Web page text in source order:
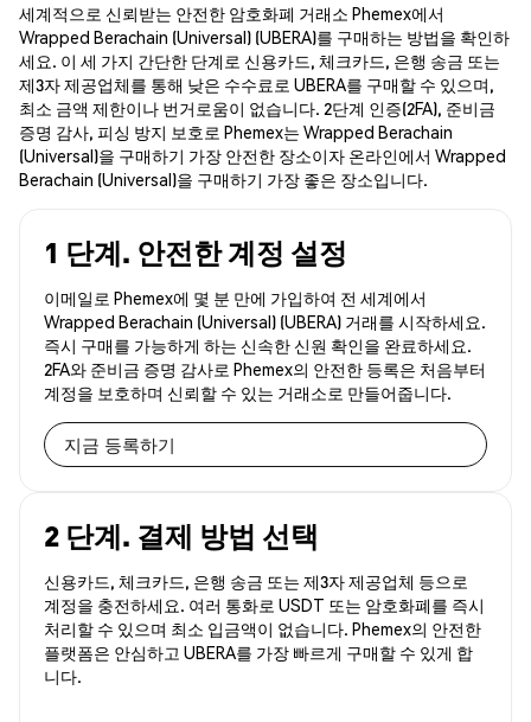
세계적으로 신뢰받는 안전한 암호화폐 거래소 Phemex에서
Wrapped Berachain (Universal) (UBERA)를 구매하는 방법을 확인하
세요. 이 세 가지 간단한 단계로 신용카드, 체크카드, 은행 송금 또는
제3자 제공업체를 통해 낮은 수수료로 UBERA를 구매할 수 있으며,
최소 금액 제한이나 번거로움이 없습니다. 2단계 인증(2FA), 준비금
증명 감사, 피싱 방지 보호로 Phemex는 Wrapped Berachain
(Universal)을 구매하기 가장 안전한 장소이자 온라인에서 Wrapped
Berachain (Universal)을 구매하기 가장 좋은 장소입니다.
1 단계. 안전한 계정 설정
이메일로 Phemex에 몇 분 만에 가입하여 전 세계에서
Wrapped Berachain (Universal) (UBERA) 거래를 시작하세요.
즉시 구매를 가능하게 하는 신속한 신원 확인을 완료하세요.
2FA와 준비금 증명 감사로 Phemex의 안전한 등록은 처음부터
계정을 보호하며 신뢰할 수 있는 거래소로 만들어줍니다.
지금 등록하기
2 단계. 결제 방법 선택
신용카드, 체크카드, 은행 송금 또는 제3자 제공업체 등으로
계정을 충전하세요. 여러 통화로 USDT 또는 암호화폐를 즉시
처리할 수 있으며 최소 입금액이 없습니다. Phemex의 안전한
플랫폼은 안심하고 UBERA를 가장 빠르게 구매할 수 있게 합
니다.